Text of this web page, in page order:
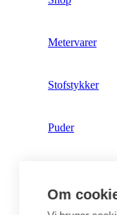
Metervarer
Stofstykker
Puder
Crepepapir
Om